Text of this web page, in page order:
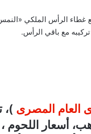
غطاء الرأس الملكي
تركيبه مع باقي الرأس.
العام المصرى )،
الذهب، أسعار